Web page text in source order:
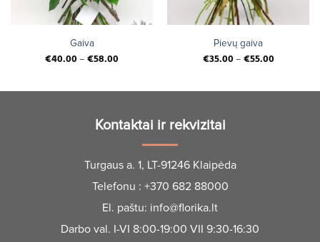
Gaiva
€40.00– €58.00
Pievų gaiva
€35.00– €55.00
Kontaktai ir rekvizitai
Turgaus a. 1, LT-91246 Klaipėda
Telefonu : +370 682 88000
El. paštu: info@florika.lt
Darbo val. I-VI 8:00-19:00 VII 9:30-16:30